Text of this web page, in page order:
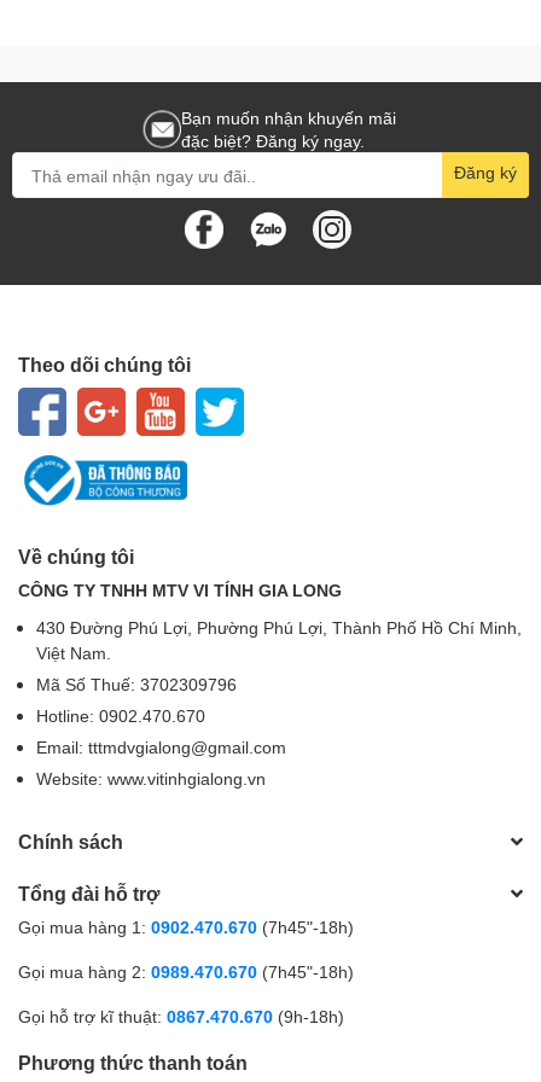
Bạn muốn nhận khuyến mãi
đặc biệt? Đăng ký ngay.
Đăng ký
Theo dõi chúng tôi
Về chúng tôi
CÔNG TY TNHH MTV VI TÍNH GIA LONG
430 Đường Phú Lợi, Phường Phú Lợi, Thành Phố Hồ Chí Minh,
Việt Nam.
Mã Số Thuế: 3702309796
Hotline: 0902.470.670
Email: tttmdvgialong@gmail.com
Website: www.vitinhgialong.vn
Chính sách
Tổng đài hỗ trợ
Gọi mua hàng 1: 0902.470.670 (7h45"-18h)
Gọi mua hàng 2: 0989.470.670 (7h45"-18h)
Gọi hỗ trợ kĩ thuật: 0867.470.670 (9h-18h)
Phương thức thanh toán